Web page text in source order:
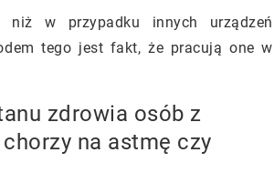
niż w przypadku innych urządzeń
tego jest fakt, że pracują one w
zdrowia osób z
na astmę czy